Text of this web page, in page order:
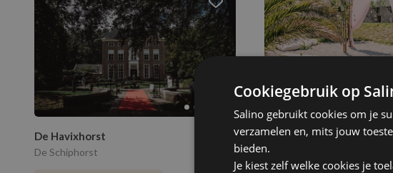
De Havixhorst
De Schiphorst
Fort Resort Beemster
Zuidoostbeemster, Tot 200
Cookiegebruik op
Salino gebruikt cookies om je
verzamelen en, mits jouw
bieden.
Je kiest zelf welke cookies je